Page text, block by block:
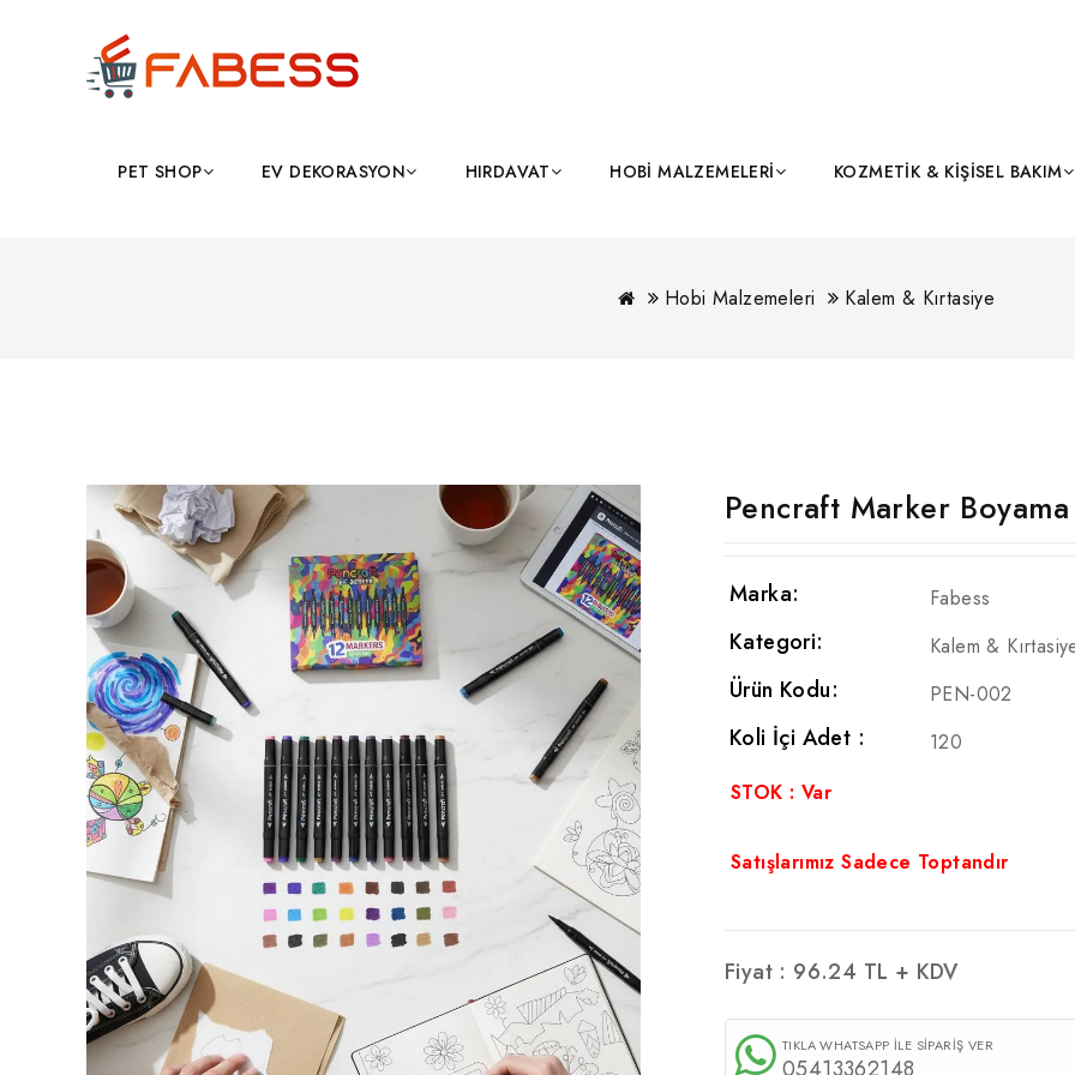
PET SHOP EV DEKORASYON HIRDAVAT HOBI MALZEMELERI KOZMETIK & KIŞISEL BAKIM
Hobi Malzemeleri Kalem & Kırtasiye
Pencraft Marker
Marka: Fabess
Kategori: Kalem &
Ürün Kodu: PEN-002
Koli İçi Adet :
120
STOK : Var
Satışlarımız Sadece Toptandır
Fiyat : 96.24 TL + KDV
TIKLA WHATSAPP İLE SİPARİŞ VER